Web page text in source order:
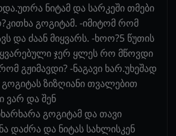
ნიტამ და სარკეში თმები
გოგიტამ. -იმიტომ რომ
და ძაან მიყვარს. -ხოო?5 წუთის
ჯერ ყლეს რო მწოვდი
გჟიმავდი? -ნაგავი ხარ.უხეშად
გოგიტას ზიზღიანი თვალებით
ვარ და შენ
გოგიტამ და თავი
დაძრა და ნიტას სახლისკენ